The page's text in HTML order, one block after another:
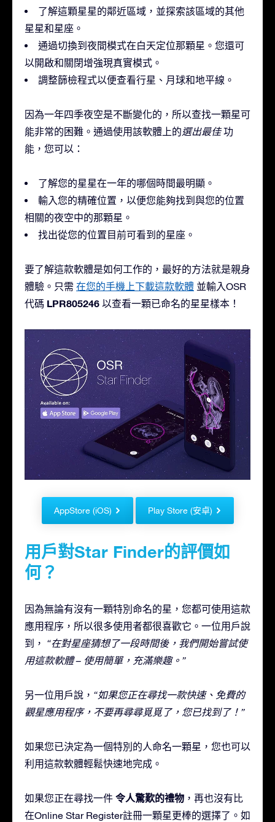
了解這顆星星的鄰近區域，並探索該區域的其他
星星和星座。
通過切換到夜間模式在白天定位那顆星。您還可
以開啟和關閉增強現真實模式。
調整篩檢程式以便查看行星、月球和地平線。
因為一年四季夜空是不斷變化的，所以查找一顆星可
能非常的困難。通過使用該軟體上的選出最佳功
能，您可以：
了解您的星星在一年的哪個時間最明顯。
輸入您的精確位置，以便您能夠找到與您的位置
相關的夜空中的那顆星。
找出從您的位置目前可看到的星座。
要了解這款軟體是如何工作的，最好的方法就是親身
體驗。只需 在您的手機上下載這款軟體 並輸入OSR
代碼 LPR805246 以查看一顆已命名的星星樣本！
AppStore (iOS) Play Store (安卓)
用戶對Star Finder的評價如
何？
因為無論有沒有一顆特別命名的星，您都可使用這款
應用程序，所以很多使用者都很喜歡它。一位用戶說
到， “在對星座猜想了一段時間後，我們開始嘗試使
用這款軟體 – 使用簡單，充滿樂趣。”
另一位用戶說， “如果您正在尋找一款快速、免費的
觀星應用程序，不要再尋尋覓覓了，您已找到了！”
如果您已決定為一個特別的人命名一顆星，您也可以
利用這款軟體輕鬆快速地完成。
如果您正在尋找一件 令人驚歎的禮物 ，再也沒有比
在Online Star Register註冊一顆星更棒的選擇了。如